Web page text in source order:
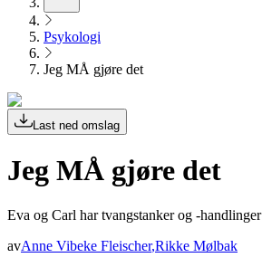
Psykologi
Jeg MÅ gjøre det
Last ned omslag
Jeg MÅ gjøre det
Eva og Carl har tvangstanker og -handlinger
avAnne Vibeke Fleischer,Rikke Mølbak